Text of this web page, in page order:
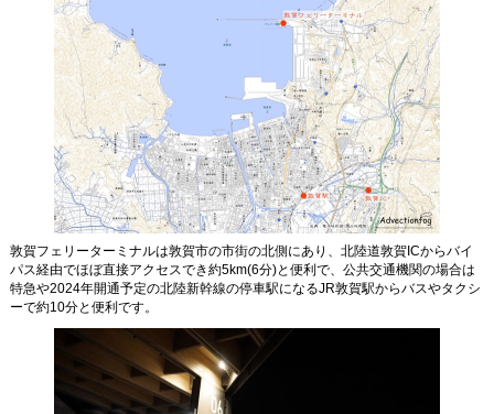
短距離航路
あの船は今？
船を眺める
船旅をもっと楽しく
Photo BBS
Text BBS
敦賀フェリーターミナルは敦賀市の市街の北側にあり、北陸道敦賀ICからバイ
パス経由でほぼ直接アクセスでき約5km(6分)と便利で、公共交通機関の場合は
特急や2024年開通予定の北陸新幹線の停車駅になるJR敦賀駅からバスやタクシ
ーで約10分と便利です。